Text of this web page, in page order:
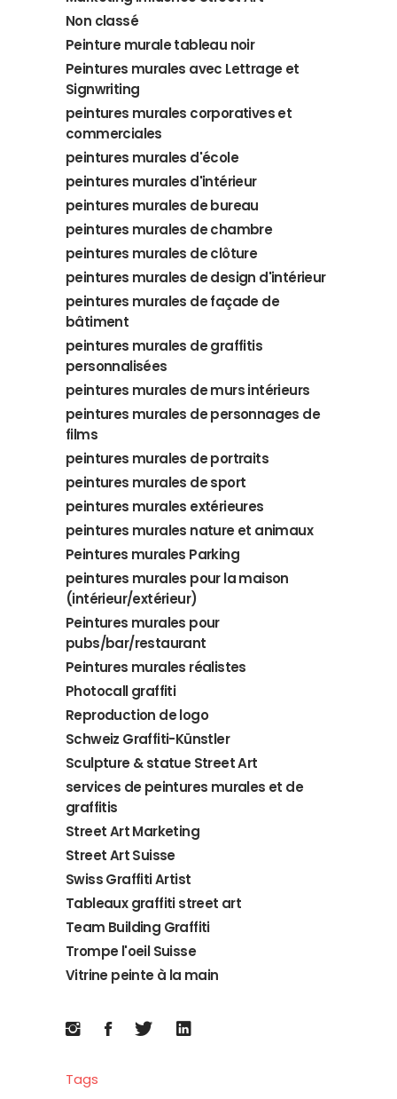
Non classé
Peinture murale tableau noir
Peintures murales avec Lettrage et
Signwriting
peintures murales corporatives et
commerciales
peintures murales d'école
peintures murales d'intérieur
peintures murales de bureau
peintures murales de chambre
peintures murales de clôture
peintures murales de design d'intérieur
peintures murales de façade de
bâtiment
peintures murales de graffitis
personnalisées
peintures murales de murs intérieurs
peintures murales de personnages de
films
peintures murales de portraits
peintures murales de sport
peintures murales extérieures
peintures murales nature et animaux
Peintures murales Parking
peintures murales pour la maison
(intérieur/extérieur)
Peintures murales pour
pubs/bar/restaurant
Peintures murales réalistes
Photocall graffiti
Reproduction de logo
Schweiz Graffiti-Künstler
Sculpture & statue Street Art
services de peintures murales et de
graffitis
Street Art Marketing
Street Art Suisse
Swiss Graffiti Artist
Tableaux graffiti street art
Team Building Graffiti
Trompe l'oeil Suisse
Vitrine peinte à la main
Tags